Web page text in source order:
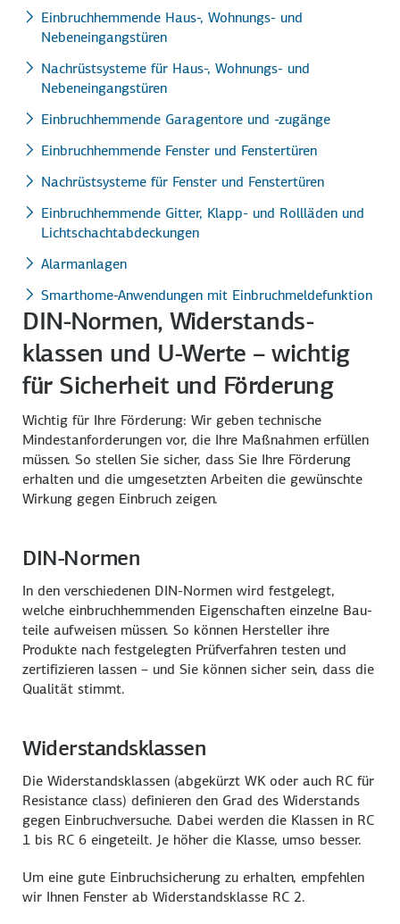
Einbruchhemmende Haus-, Wohnungs- und
Nebeneingangstüren
Nachrüstsysteme für Haus-, Wohnungs- und
Nebeneingangstüren
Einbruchhemmende Garagentore und -zugänge
Einbruchhemmende Fenster und Fenstertüren
Nachrüstsysteme für Fenster und Fenstertüren
Einbruchhemmende Gitter, Klapp- und Rollläden und
Lichtschachtabdeckungen
Alarmanlagen
Smarthome-Anwendungen mit Einbruchmeldefunktion
DIN-Normen, Widerstands­
klassen und U-Werte – wichtig
für Sicherheit und Förderung
Wichtig für Ihre Förderung: Wir geben technische
Mindest­anforderungen vor, die Ihre Maßnahmen erfüllen
müssen. So stellen Sie sicher, dass Sie Ihre Förderung
erhalten und die umgesetzten Arbeiten die gewünschte
Wirkung gegen Einbruch zeigen.
DIN-Normen
In den verschiedenen DIN-Normen wird festgelegt,
welche einbruch­hemmenden Eigen­schaften einzelne Bau­
teile aufweisen müssen. So können Hersteller ihre
Produkte nach fest­gelegten Prüf­verfahren testen und
zertifizieren lassen – und Sie können sicher sein, dass die
Qualität stimmt.
Widerstandsklassen
Die Widerstandsklassen (abgekürzt WK oder auch RC für
Resistance class) definieren den Grad des Wider­stands
gegen Einbruch­versuche. Dabei werden die Klassen in RC
1 bis RC 6 eingeteilt. Je höher die Klasse, umso besser.
Um eine gute Einbruch­sicherung zu erhalten, empfehlen
wir Ihnen Fenster ab Widerstands­klasse RC 2.